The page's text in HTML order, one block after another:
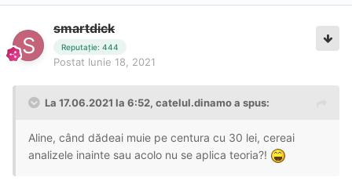
smartdick
Reputație: 444
Postat Iunie 18, 2021
La 17.06.2021 la 6:52, catelul.dinamoa spus:
Aline, când dădeai muie pe centura cu 30 lei, cereai
analizele inainte sau acolo nu se aplica teoria?!